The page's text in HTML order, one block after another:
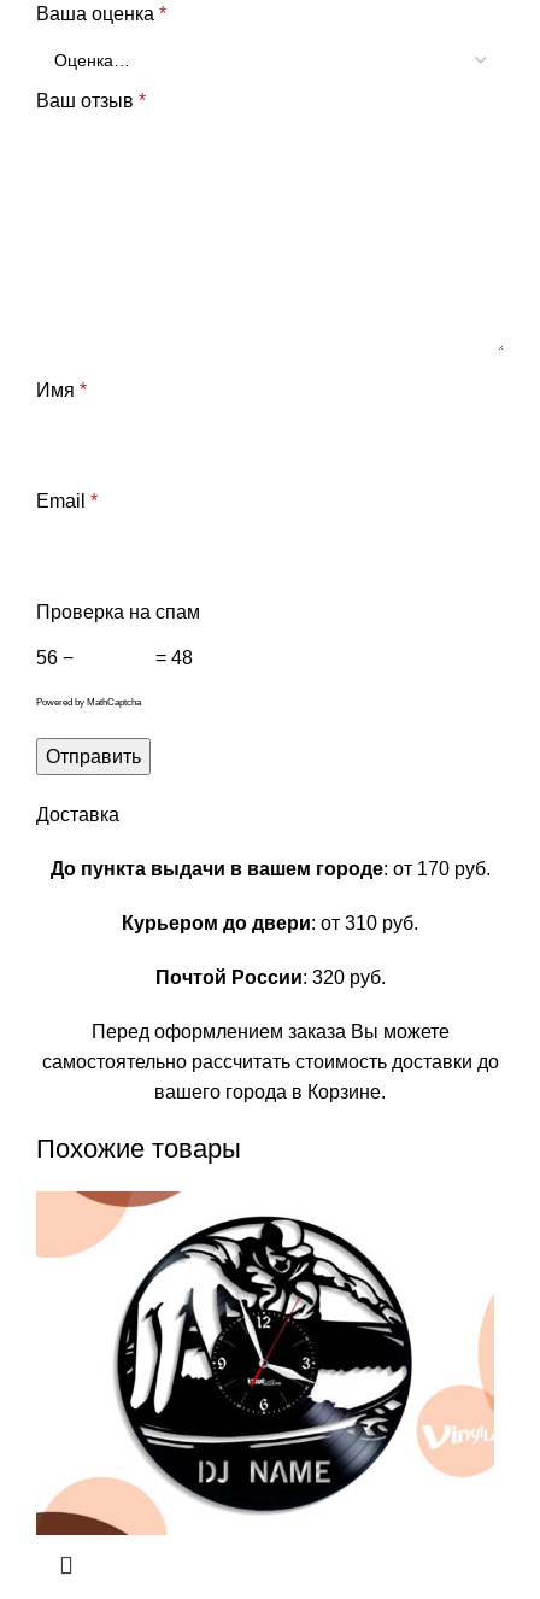
Ваша оценка *
Ваш отзыв *
Имя *
Email *
Проверка на спам
56 − = 48
Powered by MathCaptcha
Доставка
До пункта выдачи в вашем городе: от 170 руб.
Курьером до двери: от 310 руб.
Почтой России: 320 руб.
Перед оформлением заказа Вы можете
самостоятельно рассчитать стоимость доставки до
вашего города в Корзине.
Похожие товары